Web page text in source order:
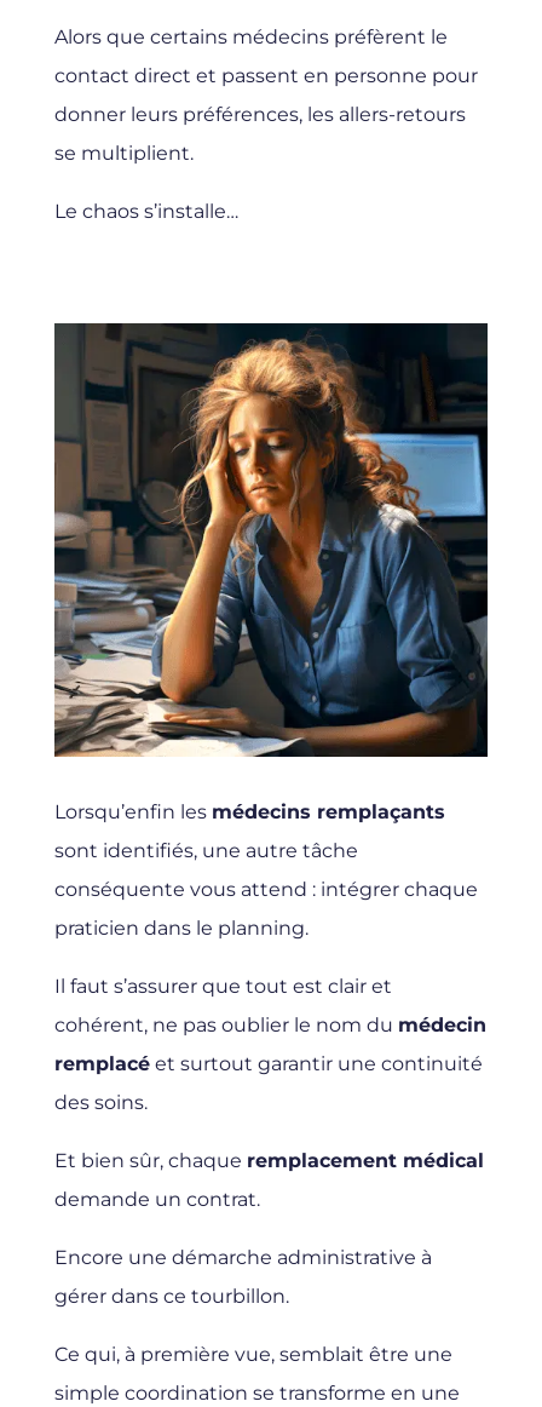
Alors que certains médecins préfèrent le
contact direct et passent en personne pour
donner leurs préférences, les allers-retours
se multiplient.
Le chaos s’installe…
Lorsqu’enfin les médecins remplaçants
sont identifiés, une autre tâche
conséquente vous attend : intégrer chaque
praticien dans le planning.
Il faut s’assurer que tout est clair et
cohérent, ne pas oublier le nom du médecin
remplacéet surtout garantir une continuité
des soins.
Et bien sûr, chaque remplacement médical
demande un contrat.
Encore une démarche administrative à
gérer dans ce tourbillon.
Ce qui, à première vue, semblait être une
simple coordination se transforme en une